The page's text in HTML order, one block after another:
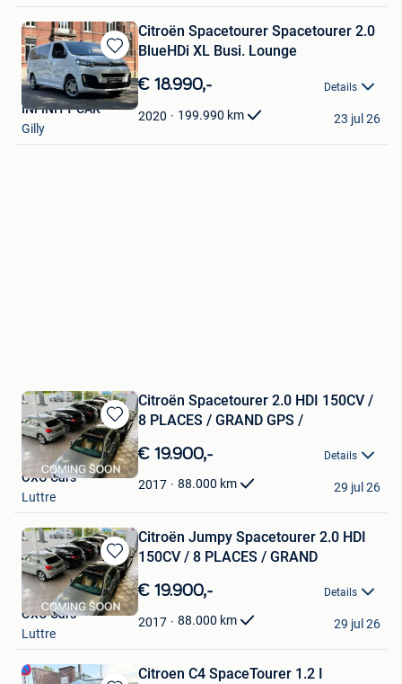
Bewaren
in
Mijn
Favorieten
Citroën Spacetourer Spacetourer 2.0
BlueHDi XL Busi. Lounge
€ 18.990,- Details
2020 199.990 km
INFINITY CAR
Gilly
23 jul 26
Bewaren
in
Mijn
Favorieten
Citroën Spacetourer 2.0 HDI 150CV /
8 PLACES / GRAND GPS /
€ 19.900,- Details
2017 88.000 km
OXO Cars
Luttre
29 jul 26
Bewaren
in
Mijn
Favorieten
Citroën Jumpy Spacetourer 2.0 HDI
150CV / 8 PLACES / GRAND
€ 19.900,- Details
2017 88.000 km
OXO Cars
Luttre
29 jul 26
Citroen C4 SpaceTourer 1.2 I